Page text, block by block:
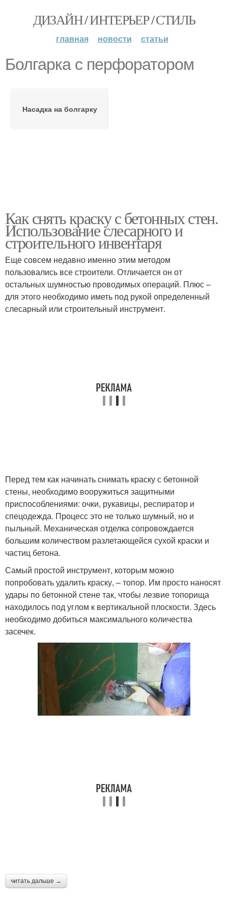
ДИЗАЙН / ИНТЕРЬЕР / СТИЛЬ
главная новости статьи
Болгарка с перфоратором
Насадка на болгарку
Как снять краску с бетонных стен.
Использование слесарного и
строительного инвентаря
Еще совсем недавно именно этим методом
пользовались все строители. Отличается он от
остальных шумностью проводимых операций. Плюс –
для этого необходимо иметь под рукой определенный
слесарный или строительный инструмент.
Перед тем как начинать снимать краску с бетонной
стены, необходимо вооружиться защитными
приспособлениями: очки, рукавицы, респиратор и
спецодежда. Процесс это не только шумный, но и
пыльный. Механическая отделка сопровождается
большим количеством разлетающейся сухой краски и
частиц бетона.
Самый простой инструмент, которым можно
попробовать удалить краску, – топор. Им просто наносят
удары по бетонной стене так, чтобы лезвие топорища
находилось под углом к вертикальной плоскости. Здесь
необходимо добиться максимального количества
засечек.
читать дальше →